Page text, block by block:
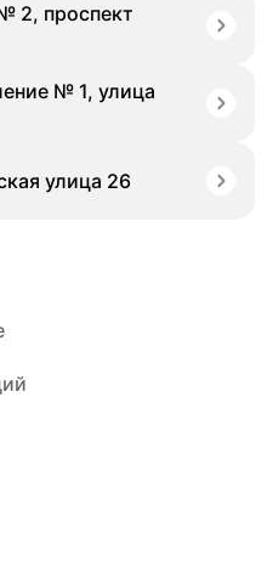
2, проспект
№ 1, улица
улица 26